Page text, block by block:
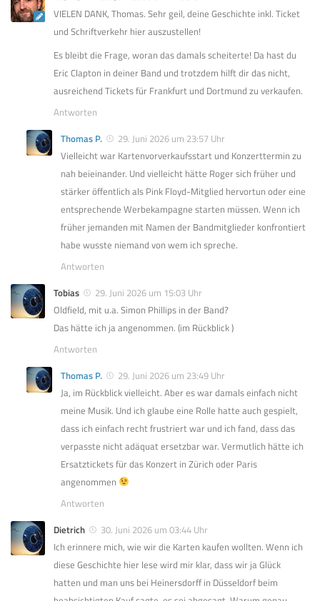
VIELEN DANK, Thomas. Sehr geil, deine Geschichte inkl. Ticket
und Schriftverkehr hier auszustellen!
Es bleibt die Frage, woran das damals scheiterte! Da hast du
Eric Clapton in deiner Band und trotzdem hilft dir das nicht,
ausreichend Tickets für Frankfurt und Dortmund zu verkaufen.
Antworten
Thomas P.
29. Juni 2026 um 23:57 Uhr
Vielleicht war Kartenvorverkaufsstart und Konzerttermin zu
nah beieinander. Und vielleicht hätte Roger sich früher und
stärker öffentlich als Pink Floyd-Mitglied hervortun oder eine
entsprechende Werbekampagne starten müssen. Wenn ich
früher jemanden mit Namen der Bandmitglieder konfrontiert
habe wusste niemand von wem ich spreche.
Antworten
Tobias
29. Juni 2026 um 15:03 Uhr
Oldfield, mit u.a. Simon Phillips in der Band?
Das hätte ich ja angenommen. (im Rückblick )
Antworten
Thomas P.
29. Juni 2026 um 23:49 Uhr
Ja, im Rückblick vielleicht. Aber es war damals einfach nicht
meine Musik. Und ich glaube eine Rolle hatte auch gespielt,
dass ich einfach recht frustriert war und ich fand, dass das
verpasste nicht adäquat ersetzbar war. Vermutlich hätte ich
Ersatztickets für das Konzert in Zürich oder Paris
angenommen
Antworten
Dietrich
30. Juni 2026 um 03:44 Uhr
Ich erinnere mich, wie wir die Karten kaufen wollten. Wenn ich
diese Geschichte hier lese wird mir klar, dass wir ja Glück
hatten und man uns bei Heinersdorff in Düsseldorf beim